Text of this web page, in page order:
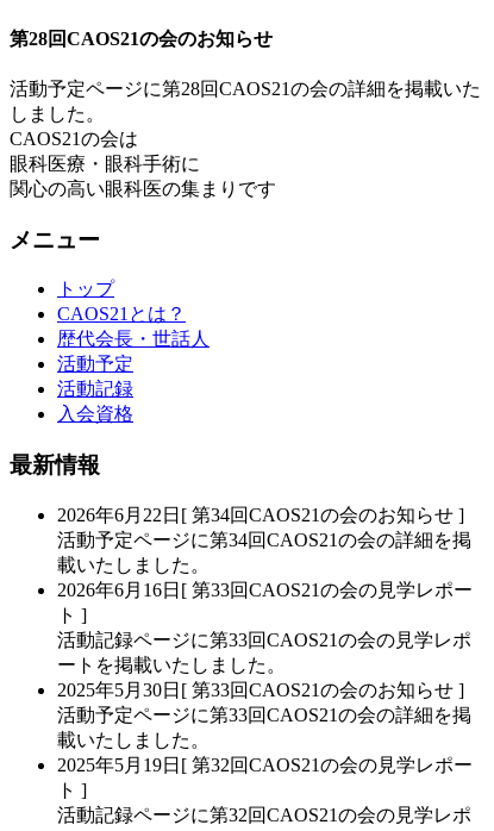
第28回CAOS21の会のお知らせ
活動予定ページに第28回CAOS21の会の詳細を掲載いた
しました。
CAOS21の会は
眼科医療・眼科手術に
関心の高い眼科医の集まりです
メニュー
トップ
CAOS21とは？
歴代会長・世話人
活動予定
活動記録
入会資格
最新情報
2026年6月22日 [ 第34回CAOS21の会のお知らせ ]
活動予定ページに第34回CAOS21の会の詳細を掲
載いたしました。
2026年6月16日 [ 第33回CAOS21の会の見学レポー
ト ]
活動記録ページに第33回CAOS21の会の見学レポ
ートを掲載いたしました。
2025年5月30日 [ 第33回CAOS21の会のお知らせ ]
活動予定ページに第33回CAOS21の会の詳細を掲
載いたしました。
2025年5月19日 [ 第32回CAOS21の会の見学レポー
ト ]
活動記録ページに第32回CAOS21の会の見学レポ